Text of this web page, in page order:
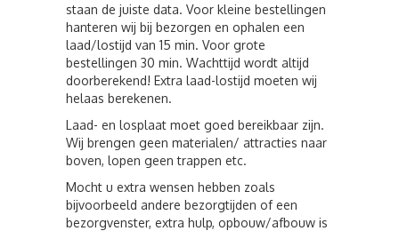
staan de juiste data. Voor kleine bestellingen
hanteren wij bij bezorgen en ophalen een
laad/lostijd van 15 min. Voor grote
bestellingen 30 min. Wachttijd wordt altijd
doorberekend! Extra laad-lostijd moeten wij
helaas berekenen.
Laad- en losplaat moet goed bereikbaar zijn.
Wij brengen geen materialen/ attracties naar
boven, lopen geen trappen etc.
Mocht u extra wensen hebben zoals
bijvoorbeeld andere bezorgtijden of een
bezorgvenster, extra hulp, opbouw/afbouw is